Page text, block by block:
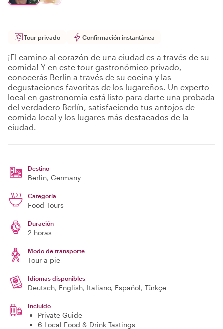
Tour privado Confirmación instantánea
¡El camino al corazón de una ciudad es a través de su
comida! Y en este tour gastronómico privado,
conocerás Berlín a través de su cocina y las
degustaciones favoritas de los lugareños. Un experto
local en gastronomía está listo para darte una probada
del verdadero Berlín, satisfaciendo tus antojos de
comida local y los lugares más destacados de la
ciudad.
Destino
Berlin, Germany
Categoría
Food Tours
Duración
2 horas
Modo de transporte
Tour a pie
Idiomas disponibles
Deutsch, English, Italiano, Español, Türkçe
Incluido
Private Guide
6 Local Food & Drink Tastings